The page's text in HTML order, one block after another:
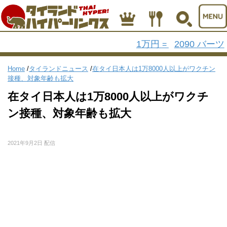
1万円 = 2090 バーツ
Home /タイランドニュース /在タイ日本人は1万8000人以上がワクチン
接種、対象年齢も拡大
在タイ日本人は1万8000人以上がワクチ
ン接種、対象年齢も拡大
2021年9月2日 配信